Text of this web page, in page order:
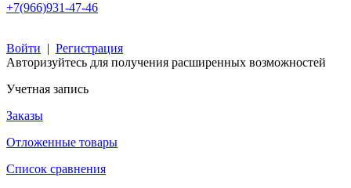
+7(966)931-47-46
Войти | Регистрация
Авторизуйтесь для получения расширенных возможностей
Учетная запись
Заказы
Отложенные товары
Список сравнения